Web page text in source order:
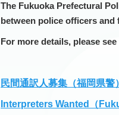
The Fukuoka Prefectural
between police officers
For more details, please
民間通訳人募集（福岡県警）
Interpreters Wanted（